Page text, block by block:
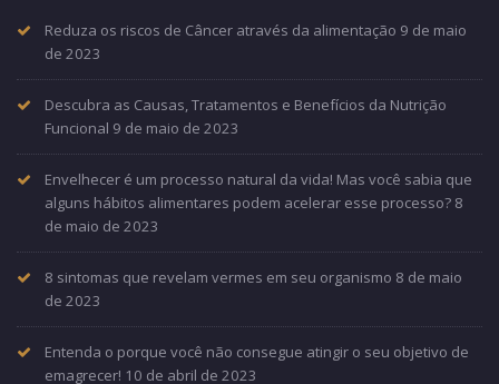
Reduza os riscos de Câncer através da alimentação 9 de maio
de 2023
Descubra as Causas, Tratamentos e Benefícios da Nutrição
Funcional 9 de maio de 2023
Envelhecer é um processo natural da vida! Mas você sabia que
alguns hábitos alimentares podem acelerar esse processo? 8
de maio de 2023
8 sintomas que revelam vermes em seu organismo 8 de maio
de 2023
Entenda o porque você não consegue atingir o seu objetivo de
emagrecer! 10 de abril de 2023